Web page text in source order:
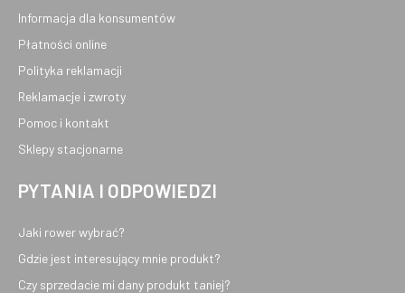
Informacja dla konsumentów
Płatności online
Polityka reklamacji
Reklamacje i zwroty
Pomoc i kontakt
Sklepy stacjonarne
PYTANIA I ODPOWIEDZI
Jaki rower wybrać?
Gdzie jest interesujący mnie produkt?
Czy sprzedacie mi dany produkt taniej?